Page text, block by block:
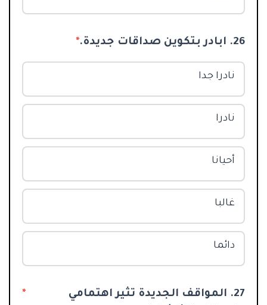
26. ابادر بتكوين صداقات جديدة. *
نادرا جدا
نادرا
أحيانا
غالبا
دائما
27. المواقف الجديدة تثير اهتمامي
*